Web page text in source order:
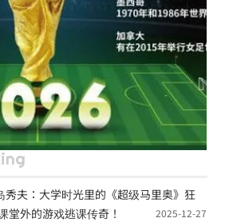
秀夫：大学时光里的《超级马里奥》狂
堂外的游戏逃课传奇！
2025-12-27